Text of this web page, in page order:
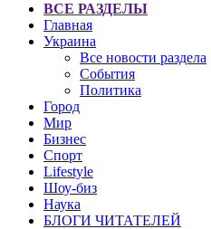
ВСЕ РАЗДЕЛЫ
Главная
Украина
Все новости раздела
События
Политика
Город
Мир
Бизнес
Спорт
Lifestyle
Шоу-биз
Наука
БЛОГИ ЧИТАТЕЛЕЙ